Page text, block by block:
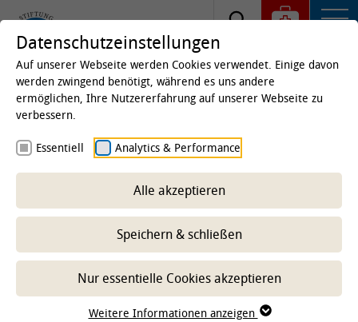
Startseite
Angebote "Mental Health"
-- Unterbereich wählen --
Datenschutzeinstellungen
Auf unserer Webseite werden Cookies verwendet. Einige davon
werden zwingend benötigt, während es uns andere
ermöglichen, Ihre Nutzererfahrung auf unserer Webseite zu
verbessern.
Essentiell Analytics & Performance
Alle akzeptieren
Speichern & schließen
Nur essentielle Cookies akzeptieren
Weitere Informationen anzeigen